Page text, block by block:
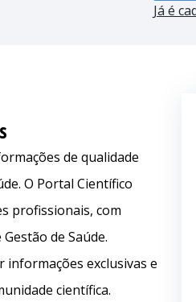
Já é
de qualidade
O Portal Científico
profissionais, com
de Saúde.
informações exclusivas e
científica.